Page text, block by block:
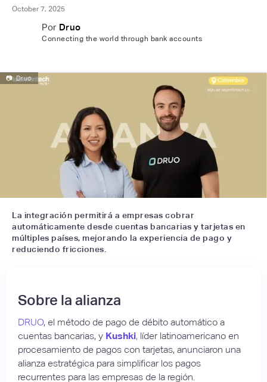
October 7, 2025
Por Druo
Connecting the world through bank accounts
📷 Druo
La integración permitirá a empresas cobrar
automáticamente desde cuentas bancarias y tarjetas en
múltiples países, mejorando la experiencia de pago y
reduciendo fricciones.
Sobre la alianza
DRUO, el método de pago de débito automático a
cuentas bancarias, y Kushki, líder latinoamericano en
procesamiento de pagos con tarjetas, anunciaron una
alianza estratégica para simplificar los pagos
recurrentes para las empresas de la región.